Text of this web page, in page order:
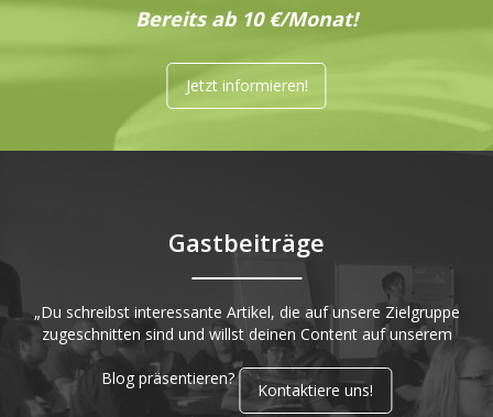
Bereits ab 10 €/Monat!
Jetzt informieren!
Gastbeiträge
„Du schreibst interessante Artikel, die auf unsere Zielgruppe
zugeschnitten sind und willst deinen Content auf unserem
Blog präsentieren?
Kontaktiere uns!